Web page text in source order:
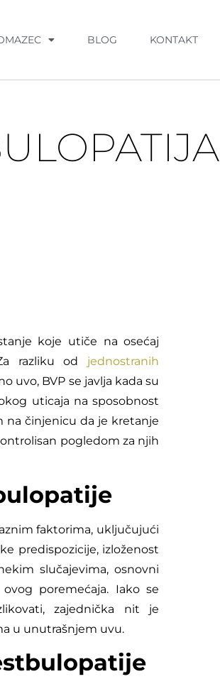
BLOG KONTAKT
koje utiče na osećaj
razliku od jednostranih
uvo, BVP se javlja kada su
uticaja na sposobnost
na činjenicu da je kretanje
pogledom za njih
faktorima, uključujući
predispozicije, izloženost
slučajevima, osnovni
poremećaja. Iako se
zajednička nit je
u unutrašnjem uvu.